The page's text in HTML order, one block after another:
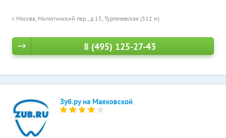
г. Москва, Милютинский пер., д 15, Тургеневская (312 м)
8 (495) 125-27-43
Зуб.ру на Маяковской